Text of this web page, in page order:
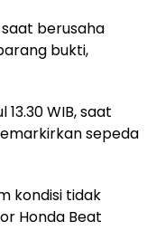
saat berusaha
bukti,
WIB, saat
sepeda
kondisi tidak
Honda Beat